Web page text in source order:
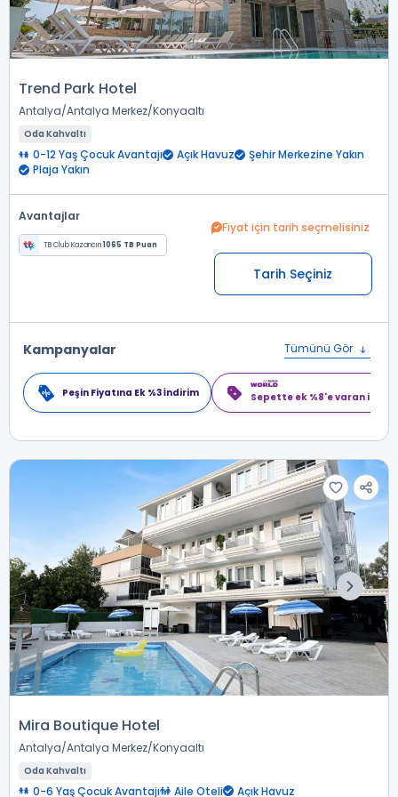
Trend Park Hotel
Antalya Antalya Merkez Konyaaltı
Oda Kahvaltı
0-12 Yaş Çocuk Avantajı Açık Havuz
Şehir Merkezine Yakın
Plaja Yakın
Avantajlar
TB Club Kazancın1065 TB Puan
Fiyat için tarih seçmelisiniz
Tarih Seçiniz
Kampanyalar Tümünü Gör
Peşin Fiyatına Ek %3 İndirim Sepette ek %8'e varan
Mira Boutique Hotel
Antalya Antalya Merkez Konyaaltı
Oda Kahvaltı
0-6 Yaş Çocuk Avantajı Aile Oteli Açık Havuz